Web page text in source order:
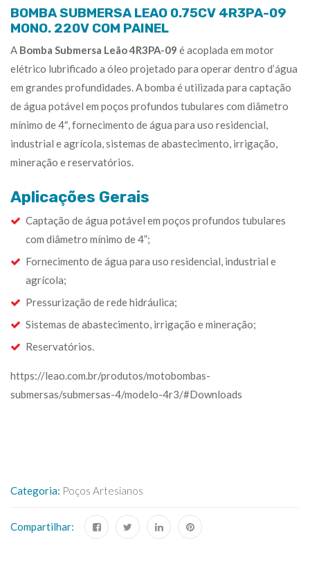
BOMBA SUBMERSA LEAO 0.75CV 4R3PA-09
MONO. 220V COM PAINEL
A Bomba Submersa Leão 4R3PA-09 é acoplada em motor
elétrico lubrificado a óleo projetado para operar dentro d’água
em grandes profundidades. A bomba é utilizada para captação
de água potável em poços profundos tubulares com diâmetro
mínimo de 4″, fornecimento de água para uso residencial,
industrial e agrícola, sistemas de abastecimento, irrigação,
mineração e reservatórios.
Aplicações Gerais
Captação de água potável em poços profundos tubulares
com diâmetro mínimo de 4”;
Fornecimento de água para uso residencial, industrial e
agrícola;
Pressurização de rede hidráulica;
Sistemas de abastecimento, irrigação e mineração;
Reservatórios.
https://leao.com.br/produtos/motobombas-
submersas/submersas-4/modelo-4r3/#Downloads
Categoria: Poços Artesianos
Compartilhar: